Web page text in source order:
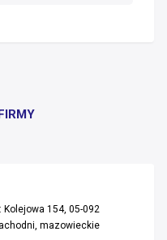
Kolejowa 154, 05-092
mazowieckie